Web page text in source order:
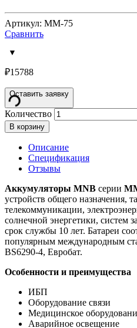
Артикул: MM-75
Сравнить
₽15788
Оставить заявку
Количество
В корзину
Описание
Спецификация
Отзывы
Аккумуляторы MNB серии
устройств общего назначения,
телекоммуникации,
солнечной энергетики, систем
срок службы 10 лет. Батареи
популярным международным
BS6290-4, Евробат.
Особенности и преимущества
ИБП
Оборудование связи
Медицинское
Аварийное освещение